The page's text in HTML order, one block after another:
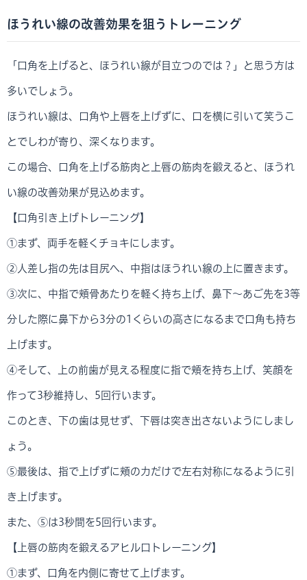
ほうれい線の改善効果を狙うトレーニング
「口角を上げると、ほうれい線が目立つのでは？」と思う方は
多いでしょう。
ほうれい線は、口角や上唇を上げずに、口を横に引いて笑うこ
とでしわが寄り、深くなります。
この場合、口角を上げる筋肉と上唇の筋肉を鍛えると、ほうれ
い線の改善効果が見込めます。
【口角引き上げトレーニング】
①まず、両手を軽くチョキにします。
②人差し指の先は目尻へ、中指はほうれい線の上に置きます。
③次に、中指で頬骨あたりを軽く持ち上げ、鼻下～あご先を3等
分した際に鼻下から3分の1くらいの高さになるまで口角も持ち
上げます。
④そして、上の前歯が見える程度に指で頬を持ち上げ、笑顔を
作って3秒維持し、5回行います。
このとき、下の歯は見せず、下唇は突き出さないようにしまし
ょう。
⑤最後は、指で上げずに頬の力だけで左右対称になるように引
き上げます。
また、⑤は3秒間を5回行います。
【上唇の筋肉を鍛えるアヒル口トレーニング】
①まず、口角を内側に寄せて上げます。